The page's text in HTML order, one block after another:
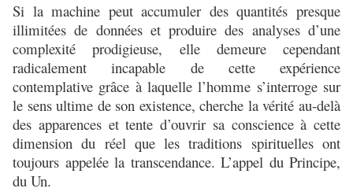
Si la machine peut accumuler des quantités presque
illimitées de données et produire des analyses d’une
complexité prodigieuse, elle demeure cependant
radicalement incapable de cette expérience
contemplative grâce à laquelle l’homme s’interroge sur
le sens ultime de son existence, cherche la vérité au-delà
des apparences et tente d’ouvrir sa conscience à cette
dimension du réel que les traditions spirituelles ont
toujours appelée la transcendance. L’appel du Principe,
du Un.